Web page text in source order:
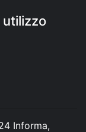
utilizzo
Informa,